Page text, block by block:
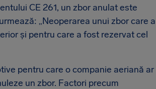
CE 261, un zbor anulat este
„Neoperarea unui zbor care a
și pentru care a fost rezervat cel
pentru care o companie aeriană ar
un zbor. Factori precum